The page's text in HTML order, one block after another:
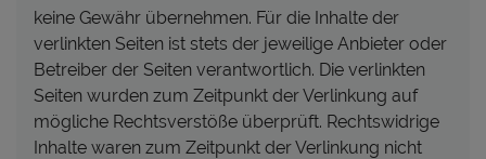
keine Gewähr übernehmen. Für die Inhalte der
verlinkten Seiten ist stets der jeweilige Anbieter oder
Betreiber der Seiten verantwortlich. Die verlinkten
Seiten wurden zum Zeitpunkt der Verlinkung auf
mögliche Rechtsverstöße überprüft. Rechtswidrige
Inhalte waren zum Zeitpunkt der Verlinkung nicht